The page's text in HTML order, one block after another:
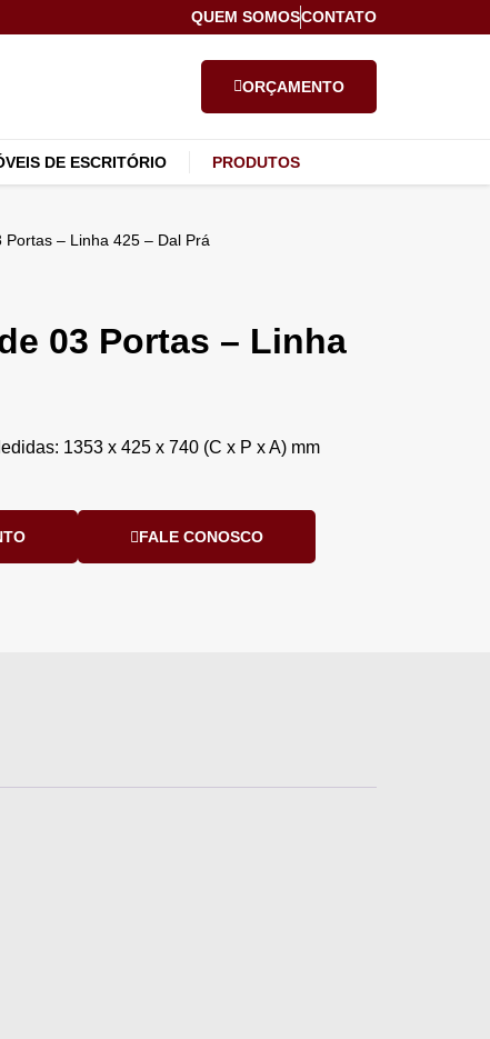
QUEM SOMOSCONTATO
ORÇAMENTO
DE ESCRITÓRIO PRODUTOS
– Linha 425 – Dal Prá
03 Portas – Linha
1353 x 425 x 740 (C x P x A) mm
FALE CONOSCO